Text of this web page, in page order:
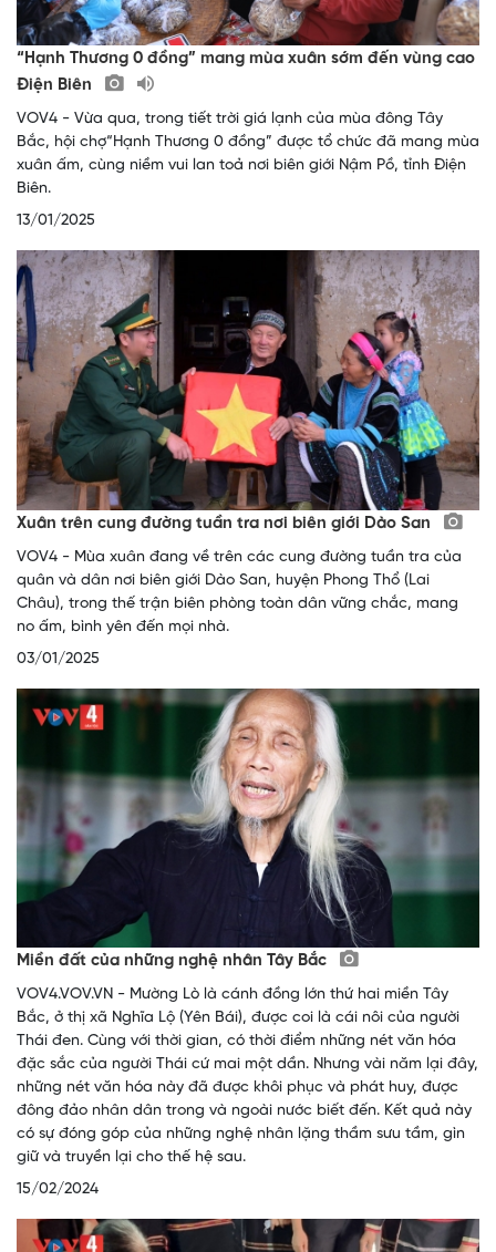
“Hạnh Thương 0 đồng” mang mùa xuân sớm đến vùng cao
Điện Biên
VOV4 - Vừa qua, trong tiết trời giá lạnh của mùa đông Tây
Bắc, hội chợ“Hạnh Thương 0 đồng” được tổ chức đã mang mùa
xuân ấm, cùng niềm vui lan toả nơi biên giới Nậm Pồ, tỉnh Điện
Biên.
13/01/2025
Xuân trên cung đường tuần tra nơi biên giới Dào San
VOV4 - Mùa xuân đang về trên các cung đường tuần tra của
quân và dân nơi biên giới Dào San, huyện Phong Thổ (Lai
Châu), trong thế trận biên phòng toàn dân vững chắc, mang
no ấm, bình yên đến mọi nhà.
03/01/2025
Miền đất của những nghệ nhân Tây Bắc
VOV4.VOV.VN - Mường Lò là cánh đồng lớn thứ hai miền Tây
Bắc, ở thị xã Nghĩa Lộ (Yên Bái), được coi là cái nôi của người
Thái đen. Cùng với thời gian, có thời điểm những nét văn hóa
đặc sắc của người Thái cứ mai một dần. Nhưng vài năm lại đây,
những nét văn hóa này đã được khôi phục và phát huy, được
đông đảo nhân dân trong và ngoài nước biết đến. Kết quả này
có sự đóng góp của những nghệ nhân lặng thầm sưu tầm, gìn
giữ và truyền lại cho thế hệ sau.
15/02/2024